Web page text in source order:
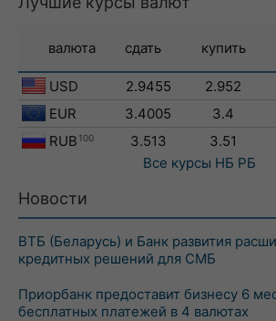
валюта сдать купить
USD 2.9455 2.952
EUR
3.4005 3.4
RUB 100 3.513 3.51
Все курсы НБ РБ
Новости
ВТБ (Беларусь) и Банк развития
кредитных решений для СМБ
Приорбанк предоставит бизнесу 6
бесплатных платежей в 4 валютах